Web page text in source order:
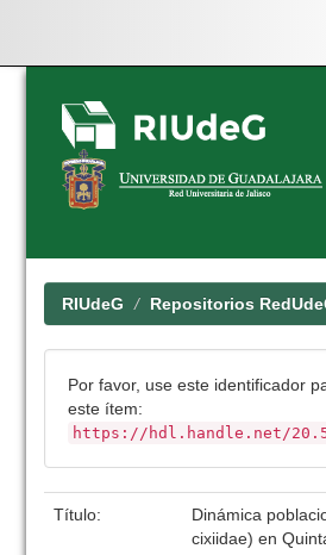
Skip
navigation
RIUdeG Repositorios
Por favor, use este identificador
este ítem:
https://hdl.handle.net/
Título:
Dinámica
cixiidae) en